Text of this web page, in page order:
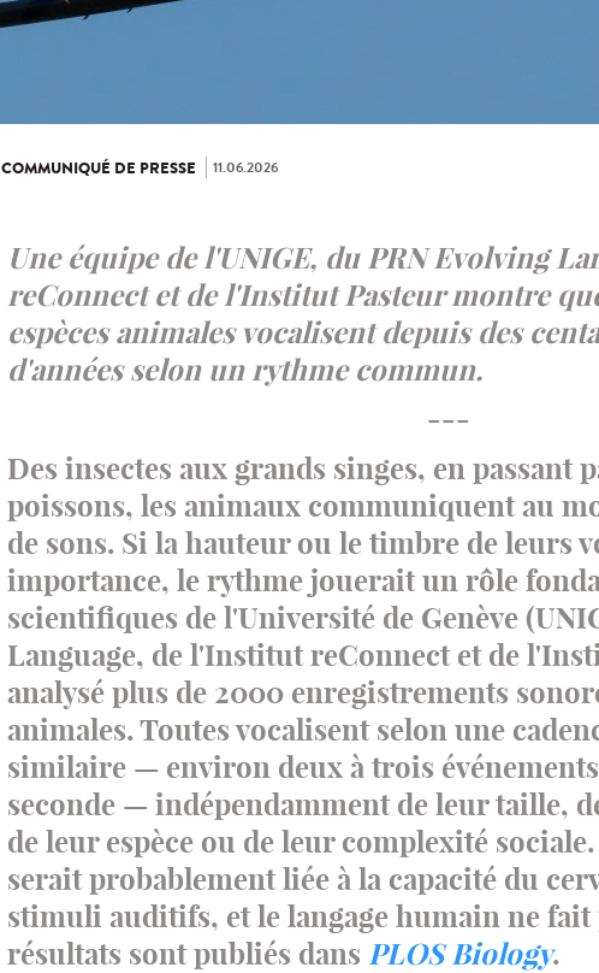
COMMUNIQUÉ DE PRESSE 11.06.2026
Une équipe de l'UNIGE, du PRN Evolving
reConnect et de l'Institut Pasteur montre
espèces animales vocalisent depuis des
d'années selon un rythme commun.
---
Des insectes aux grands singes, en passant
poissons, les animaux communiquent au
de sons. Si la hauteur ou le timbre de leurs
importance, le rythme jouerait un rôle
scientifiques de l'Université de Genève
Language, de l'Institut reConnect et de
analysé plus de 2000 enregistrements
animales. Toutes vocalisent selon une
similaire — environ deux à trois
seconde — indépendamment de leur taille,
de leur espèce ou de leur complexité
serait probablement liée à la capacité du
stimuli auditifs, et le langage humain ne fait
résultats sont publiés dans PLOS Biology.